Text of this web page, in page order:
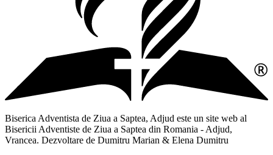
Biserica Adventista de Ziua a Saptea, Adjud este un site web al
Bisericii Adventiste de Ziua a Saptea din Romania - Adjud,
Vrancea. Dezvoltare de Dumitru Marian & Elena Dumitru